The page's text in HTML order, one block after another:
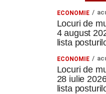
ECONOMIE
Locuri de
4 august
lista
ECONOMIE
Locuri de
28 iulie
lista